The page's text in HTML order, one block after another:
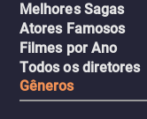
Melhores Sagas
Atores Famosos
Filmes por Ano
Todos os diretores
Gêneros